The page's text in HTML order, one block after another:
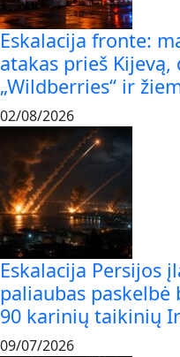
Eskalacija fronte:
atakas prieš
„Wildberries“ ir
02/08/2026
Eskalacija Persijos
paliaubas paskelbė
90 karinių taikinių
09/07/2026